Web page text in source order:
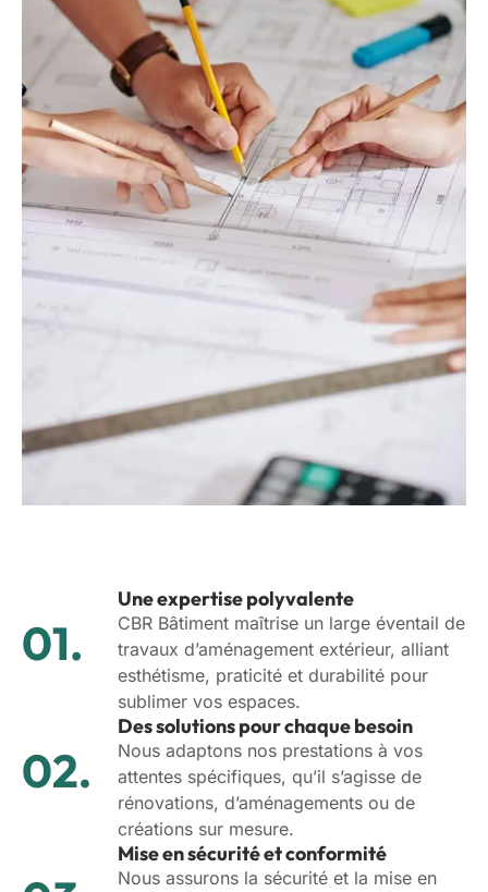
Une expertise polyvalente
CBR Bâtiment maîtrise un large éventail de
travaux d’aménagement extérieur, alliant
esthétisme, praticité et durabilité pour
sublimer vos espaces.
Des solutions pour chaque besoin
Nous adaptons nos prestations à vos
attentes spécifiques, qu’il s’agisse de
rénovations, d’aménagements ou de
créations sur mesure.
Mise en sécurité et conformité
Nous assurons la sécurité et la mise en